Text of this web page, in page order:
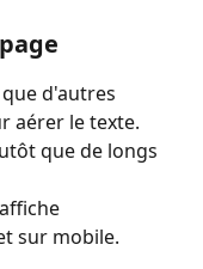
d'autres
aérer le texte.
que de longs
sur mobile.